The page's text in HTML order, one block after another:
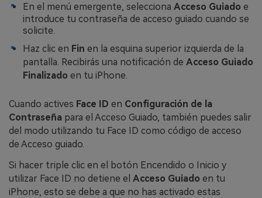
En el menú emergente, selecciona Acceso Guiado e
introduce tu contraseña de acceso guiado cuando se
solicite.
Haz clic en Fin en la esquina superior izquierda de la
pantalla. Recibirás una notificación de Acceso Guiado
Finalizado en tu iPhone.
Cuando actives Face ID en Configuración de la
Contraseña para el Acceso Guiado, también puedes salir
del modo utilizando tu Face ID como código de acceso
de Acceso guiado.
Si hacer triple clic en el botón Encendido o Inicio y
utilizar Face ID no detiene el Acceso Guiado en tu
iPhone, esto se debe a que no has activado estas